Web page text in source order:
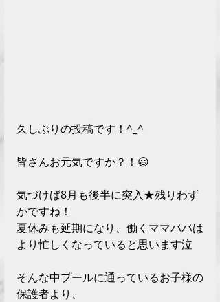
久しぶりの投稿です！^_^
皆さんお元気ですか？！😃
気づけば8月も後半に突入★残りわず
かですね！
夏休みも延期になり、働くママパパは
より忙しくなっていると思います泣
そんな中プールに通っているお子様の
保護者より、